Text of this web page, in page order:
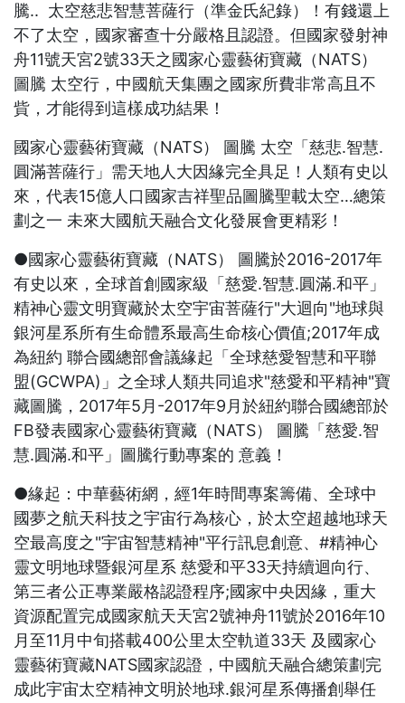
騰.. 太空慈悲智慧菩薩行（準金氏紀錄）！有錢還上
不了太空，國家審查十分嚴格且認證。但國家發射神
舟11號天宮2號33天之國家心靈藝術寶藏（NATS）
圖騰 太空行，中國航天集團之國家所費非常高且不
貲，才能得到這樣成功結果！
國家心靈藝術寶藏（NATS） 圖騰 太空「慈悲.智慧.
圓滿菩薩行」需天地人大因緣完全具足！人類有史以
來，代表15億人口國家吉祥聖品圖騰聖載太空…總策
劃之一 未來大國航天融合文化發展會更精彩！
●國家心靈藝術寶藏（NATS） 圖騰於2016-2017年
有史以來，全球首創國家級「慈愛.智慧.圓滿.和平」
精神心靈文明寶藏於太空宇宙菩薩行"大迴向"地球與
銀河星系所有生命體系最高生命核心價值;2017年成
為紐約 聯合國總部會議緣起「全球慈愛智慧和平聯
盟(GCWPA)」之全球人類共同追求"慈愛和平精神"寶
藏圖騰，2017年5月-2017年9月於紐約聯合國總部於
FB發表國家心靈藝術寶藏（NATS） 圖騰「慈愛.智
慧.圓滿.和平」圖騰行動專案的 意義！
●緣起：中華藝術網，經1年時間專案籌備、全球中
國夢之航天科技之宇宙行為核心，於太空超越地球天
空最高度之"宇宙智慧精神"平行訊息創意、#精神心
靈文明地球暨銀河星系 慈愛和平33天持續迴向行、
第三者公正專業嚴格認證程序;國家中央因緣，重大
資源配置完成國家航天天宮2號神舟11號於2016年10
月至11月中旬搭載400公里太空軌道33天 及國家心
靈藝術寶藏NATS國家認證，中國航天融合總策劃完
成此宇宙太空精神文明於地球.銀河星系傳播創舉任